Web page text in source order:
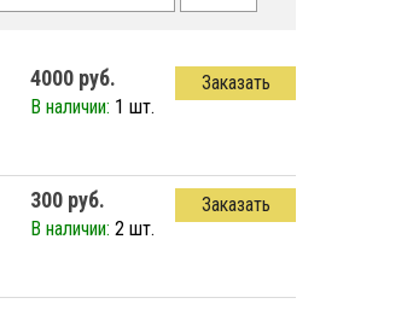
4000 руб.
В наличии: 1 шт.
Заказать
300 руб.
В наличии: 2 шт.
Заказать